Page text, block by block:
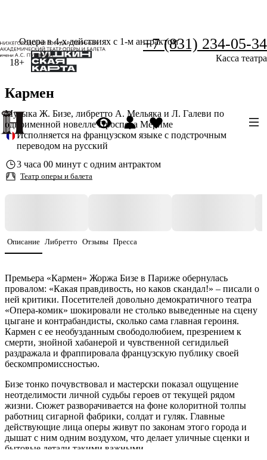
+7 (831) 234-05-34
Касса театра
Опера в 4-х действиях с 1-м антрактом
18+
Кармен
Музыка Ж. Бизе, либретто А. Мельяка и Л. Галеви по
одноименной новелле Проспера Мериме
Исполняется на французском языке с подстрочным
переводом на русский
3 часа 00 минут с одним антрактом
Театр оперы и балета
Описание Либретто Отзывы Пресса
Премьера «Кармен» Жоржа Бизе в Париже обернулась
провалом: «Какая правдивость, но каков скандал!» – писали о
ней критики. Посетителей довольно демократичного театра
«Опера-комик» шокировали не столько выведенные на сцену
цыгане и контрабандисты, сколько сама главная героиня.
Кармен с ее необузданным свободолюбием, презрением к
смерти, знойной хабанерой и чувственной сегидильей
раздражала и фраппировала французскую публику своей
бескомпромиссностью.
Бизе тонко почувствовал и мастерски показал ощущение
неотделимости личной судьбы героев от текущей рядом
жизни. Сюжет разворачивается на фоне колоритной толпы
работниц сигарной фабрики, солдат и гуляк. Главные
действующие лица оперы живут по законам этого города и
дышат с ним одним воздухом, что делает уличные сценки и
бытовые детали такими важными.